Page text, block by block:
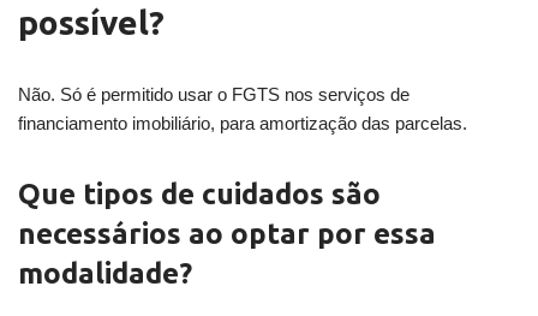
possível?
Não. Só é permitido usar o FGTS nos serviços de
financiamento imobiliário, para amortização das parcelas.
Que tipos de cuidados são
necessários ao optar por essa
modalidade?